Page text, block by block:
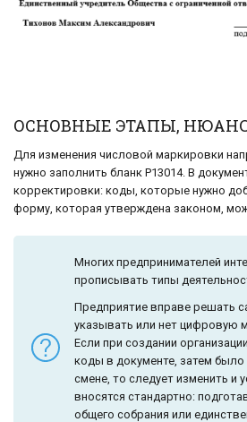
ОСНОВНЫЕ ЭТАПЫ,
Для изменения числовой маркировки
нужно заполнить бланк Р13014. В
корректировки: коды, которые нужно
форму, которая утверждена законом,
Многих предпринимателей
прописывать типы
Предприятие вправе решать
указывать или нет цифровую
Если при создании
коды в документе, затем
смене, то следует изменить и
вносятся стандартно:
общего собрания или